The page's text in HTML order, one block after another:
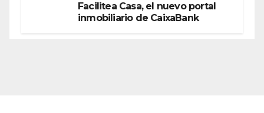
Facilitea Casa, el nuevo portal
inmobiliario de CaixaBank